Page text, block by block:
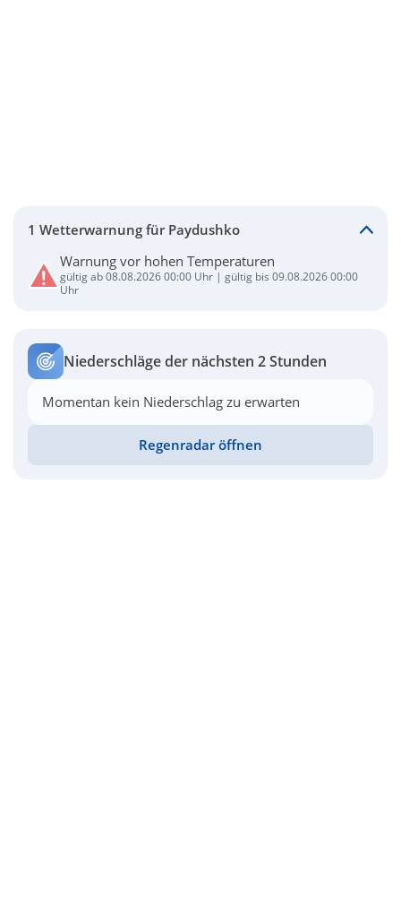
1 Wetterwarnung für Paydushko
Warnung vor hohen Temperaturen
gültig ab 08.08.2026 00:00 Uhr | gültig bis 09.08.2026 00:00
Uhr
Niederschläge der nächsten 2 Stunden
Momentan kein Niederschlag zu erwarten
Regenradar öffnen